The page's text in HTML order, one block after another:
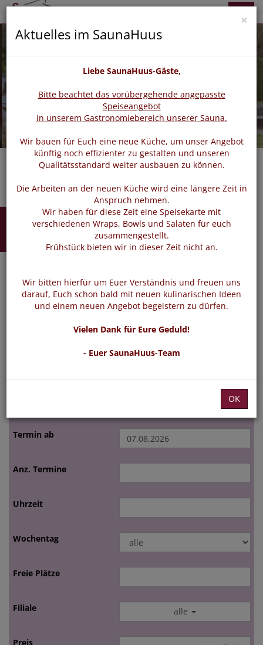
zurück
Buchen
Kinderschwimmkurse
Aqua-Fitnesskurse Stil- und Sportschwimmen
alle
×
Aktuelles im SaunaHuus
Liebe SaunaHuus-Gäste,
Bitte beachtet das vorübergehende angepasste
Speiseangebot
in unserem Gastronomiebereich unserer Sauna.
Wir bauen für Euch eine neue Küche, um unser Angebot
künftig noch effizienter zu gestalten und unseren
Qualitätsstandard weiter ausbauen zu können.
Die Arbeiten an der neuen Küche wird eine längere Zeit in
Anspruch nehmen.
Wir haben für diese Zeit eine Speisekarte mit
verschiedenen Wraps, Bowls und Salaten für euch
zusammengestellt.
Frühstück bieten wir in dieser Zeit nicht an.
Wir bitten hierfür um Euer Verständnis und freuen uns
darauf, Euch schon bald mit neuen kulinarischen Ideen
und einem neuen Angebot begeistern zu dürfen.
Vielen Dank für Eure Geduld!
- Euer SaunaHuus-Team
OK